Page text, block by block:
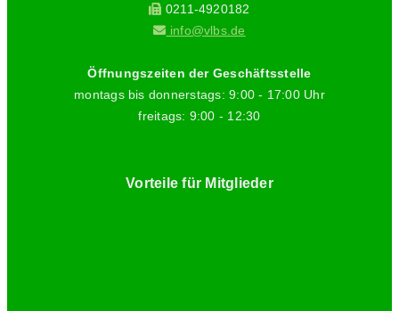
0211-4920182
info@vlbs.de
Öffnungszeiten der Geschäftsstelle
montags bis donnerstags: 9:00 - 17:00 Uhr
freitags: 9:00 - 12:30
Vorteile für Mitglieder